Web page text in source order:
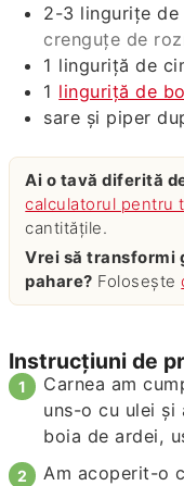
2-3 linguriţe de
crenguţe de
1 linguriţă de
1 linguriţă de
sare şi piper
Ai o tavă diferită
calculatorul pentru
cantitățile.
Vrei să transformi gramele în linguri, căni sau
pahare? Folosește
Instrucțiuni de
Carnea am
uns-o cu ulei şi
boia de ardei,
Am acoperit-o